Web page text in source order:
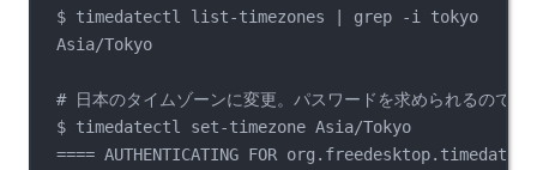
$ timedatectl list-timezones | grep -i tokyo
Asia/Tokyo
# 日本のタイムゾーンに変更。パスワードを求められるので
$ timedatectl set-timezone Asia/Tokyo
==== AUTHENTICATING FOR